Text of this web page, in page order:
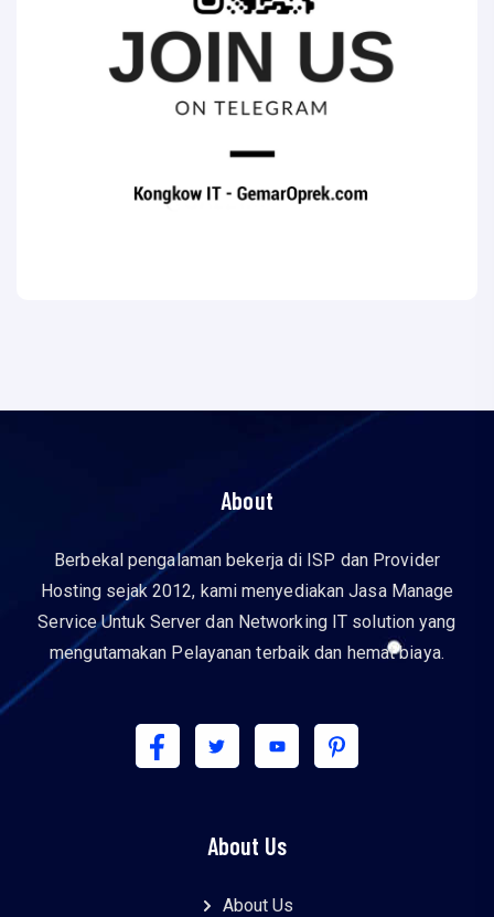
About
Berbekal pengalaman bekerja di ISP dan Provider
Hosting sejak 2012, kami menyediakan Jasa Manage
Service Untuk Server dan Networking IT solution yang
mengutamakan Pelayanan terbaik dan hemat biaya.
About Us
About Us